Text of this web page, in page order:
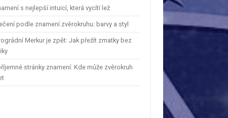
s nejlepší intuicí, která vycítí lež
podle znamení zvěrokruhu: barvy a styl
Merkur je zpět: Jak přežít zmatky bez
stránky znamení: Kde může zvěrokruh